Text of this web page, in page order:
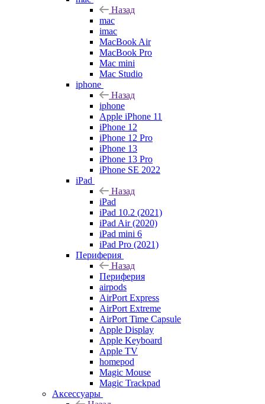
Назад
mac
imac
MacBook Air
MacBook Pro
Mac mini
Mac Studio
iphone
Назад
iphone
Apple iPhone 11
iPhone 12
iPhone 12 Pro
iPhone 13
iPhone 13 Pro
iPhone SE 2022
iPad
Назад
iPad
iPad 10.2 (2021)
iPad Air (2020)
iPad mini 6
iPad Pro (2021)
Периферия
Назад
Периферия
airpods
AirPort Express
AirPort Extreme
AirPort Time Capsule
Apple Display
Apple Keyboard
Apple TV
homepod
Magic Mouse
Magic Trackpad
Аксессуары